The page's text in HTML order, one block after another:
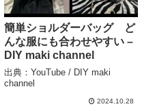
簡単ショルダーバッグ ど
んな服にも合わせやすい –
DIY maki channel
出典：YouTube / DIY maki
channel
2024.10.28